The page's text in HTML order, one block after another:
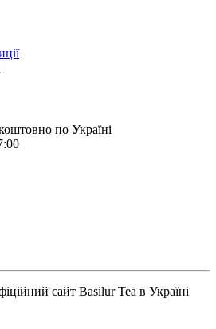
по Україні
сайт Basilur Tea в Україні